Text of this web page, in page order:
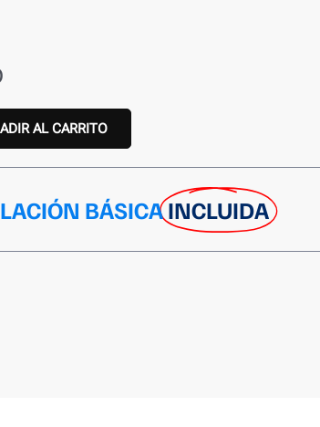
AL CARRITO
BÁSICAINCLUIDA